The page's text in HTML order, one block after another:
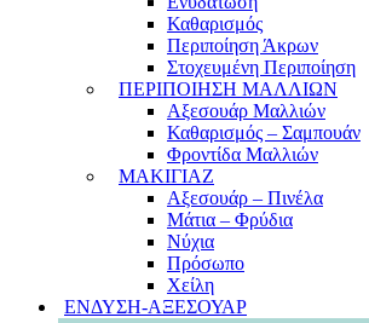
Καθαρισμός
Περιποίηση Άκρων
Στοχευμένη Περιποίηση
ΠΕΡΙΠΟΙΗΣΗ ΜΑΛΛΙΩΝ
Αξεσουάρ Μαλλιών
Καθαρισμός – Σαμπουάν
Φροντίδα Μαλλιών
ΜΑΚΙΓΙΑΖ
Αξεσουάρ – Πινέλα
Μάτια – Φρύδια
Νύχια
Πρόσωπο
Χείλη
ΕΝΔΥΣΗ-ΑΞΕΣΟΥΑΡ